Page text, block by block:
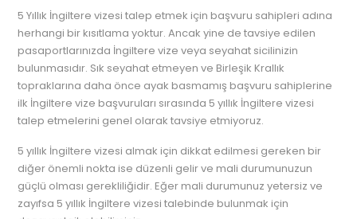
5 Yıllık İngiltere vizesi talep etmek için başvuru sahipleri adına
herhangi bir kısıtlama yoktur. Ancak yine de tavsiye edilen
pasaportlarınızda İngiltere vize veya seyahat sicilinizin
bulunmasıdır. Sık seyahat etmeyen ve Birleşik Krallık
topraklarına daha önce ayak basmamış başvuru sahiplerine
ilk İngiltere vize başvuruları sırasında 5 yıllık İngiltere vizesi
talep etmelerini genel olarak tavsiye etmiyoruz.
5 yıllık İngiltere vizesi almak için dikkat edilmesi gereken bir
diğer önemli nokta ise düzenli gelir ve mali durumunuzun
güçlü olması gerekliliğidir. Eğer mali durumunuz yetersiz ve
zayıfsa 5 yıllık İngiltere vizesi talebinde bulunmak için